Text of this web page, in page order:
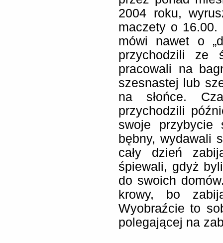
2004 roku,
maczety o 16.00.
mówi nawet o
przychodzili ze
pracowali na
szesnastej lub
na słońce.
przychodzili
swoje przybycie
bębny, wydawali
cały dzień
śpiewali, gdyż
do swoich
krowy, bo
Wyobraźcie to
polegającej na